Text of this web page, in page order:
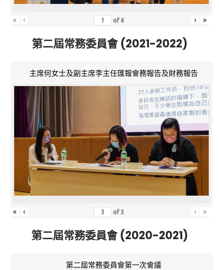
« ‹ of 6 › »
第二屆常務委員會 (2021-2022)
主席何女士及副主席李主任匯報會務報告及財務報告
« ‹ of3 › »
第二屆常務委員會 (2020-2021)
第二屆常務委員會第一次會議